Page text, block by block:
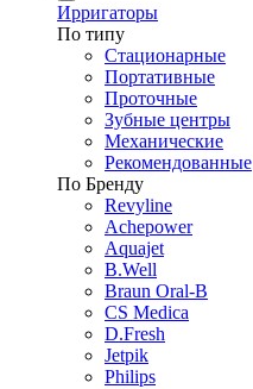
Ирригаторы
По типу
Стационарные
Портативные
Проточные
Зубные центры
Механические
Рекомендованные
По Бренду
Revyline
Achepower
Aquajet
B.Well
Braun Oral-B
CS Medica
D.Fresh
Jetpik
Philips